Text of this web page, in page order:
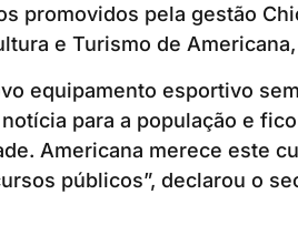
promovidos pela gestão
e Turismo de
equipamento esportivo
para a população e
Americana merece este
públicos”, declarou o